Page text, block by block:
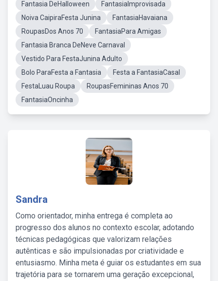
Fantasia DeHalloween
FantasiaImprovisada
Noiva CaipiraFesta Junina
FantasiaHavaiana
RoupasDos Anos 70
FantasiaPara Amigas
Fantasia Branca DeNeve Carnaval
Vestido Para FestaJunina Adulto
Bolo ParaFesta a Fantasia
Festa a FantasiaCasal
FestaLuau Roupa
RoupasFemininas Anos 70
FantasiaOncinha
Sandra
Como orientador, minha entrega é completa ao
progresso dos alunos no contexto escolar, adotando
técnicas pedagógicas que valorizam relações
autênticas e são impulsionadas por criatividade e
entusiasmo. Minha meta é guiar os estudantes em sua
trajetória para se tornarem uma geração excepcional,